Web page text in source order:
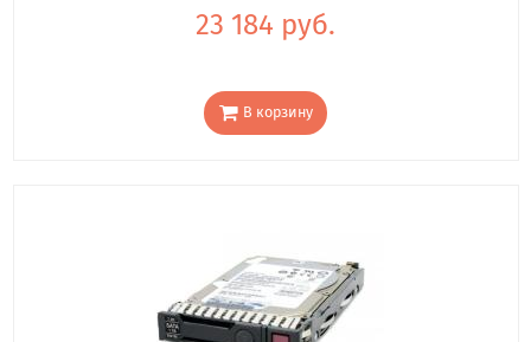
23 184 руб.
В корзину